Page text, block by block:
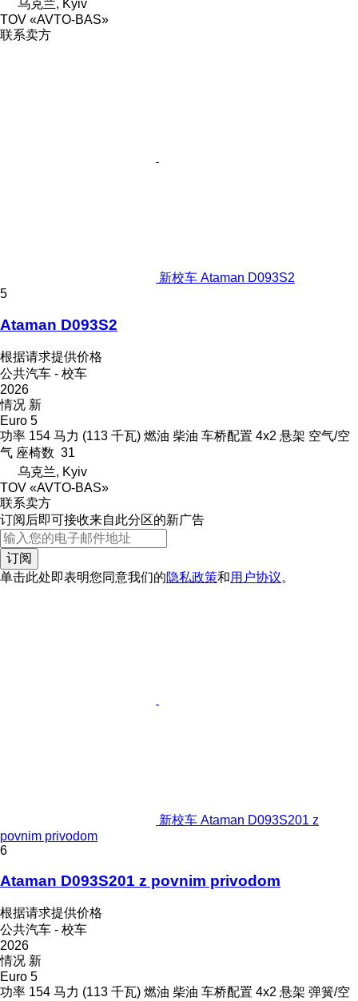
乌克兰, Kyiv
TOV «AVTO-BAS»
联系卖方
新校车 Ataman D093S2
5
Ataman D093S2
根据请求提供价格
公共汽车 - 校车
2026
情况 新
Euro 5
功率 154 马力 (113 千瓦) 燃油 柴油 车桥配置 4x2 悬架 空气/空
气 座椅数 31
乌克兰, Kyiv
TOV «AVTO-BAS»
联系卖方
订阅后即可接收来自此分区的新广告
订阅
单击此处即表明您同意我们的隐私政策和用户协议。
新校车 Ataman D093S201 z
povnim privodom
6
Ataman D093S201 z povnim privodom
根据请求提供价格
公共汽车 - 校车
2026
情况 新
Euro 5
功率 154 马力 (113 千瓦) 燃油 柴油 车桥配置 4x2 悬架 弹簧/空